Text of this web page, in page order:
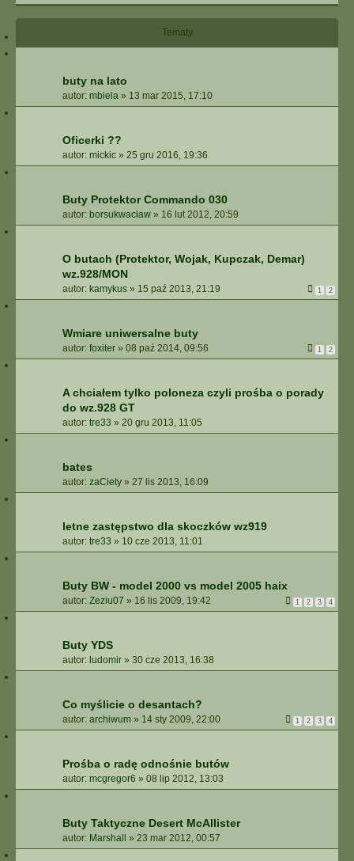
I
E
A
W
A
N
W
A
Tematy
buty na lato
autor: mbiela » 13 mar 2015, 17:10
Oficerki ??
autor: mickic » 25 gru 2016, 19:36
Buty Protektor Commando 030
autor: borsukwacław » 16 lut 2012, 20:59
O butach (Protektor, Wojak, Kupczak, Demar)
wz.928/MON
autor: kamykus » 15 paź 2013, 21:19 1 2
Wmiare uniwersalne buty
autor: foxiter » 08 paź 2014, 09:56 1 2
A chciałem tylko poloneza czyli prośba o porady
do wz.928 GT
autor: tre33 » 20 gru 2013, 11:05
bates
autor: zaCiety » 27 lis 2013, 16:09
letne zastępstwo dla skoczków wz919
autor: tre33 » 10 cze 2013, 11:01
Buty BW - model 2000 vs model 2005 haix
autor: Zeziu07 » 16 lis 2009, 19:42 1 2 3 4
Buty YDS
autor: ludomir » 30 cze 2013, 16:38
Co myślicie o desantach?
autor: archiwum » 14 sty 2009, 22:00 1 2 3 4
Prośba o radę odnośnie butów
autor: mcgregor6 » 08 lip 2012, 13:03
Buty Taktyczne Desert McAllister
autor: Marshall » 23 mar 2012, 00:57